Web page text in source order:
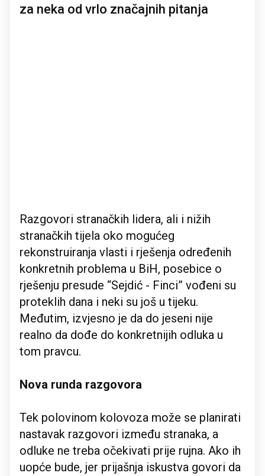
za neka od vrlo značajnih pitanja
Razgovori stranačkih lidera, ali i nižih
stranačkih tijela oko mogućeg
rekonstruiranja vlasti i rješenja određenih
konkretnih problema u BiH, posebice o
rješenju presude “Sejdić - Finci” vođeni su
proteklih dana i neki su još u tijeku.
Međutim, izvjesno je da do jeseni nije
realno da dođe do konkretnijih odluka u
tom pravcu.
Nova runda razgovora
Tek polovinom kolovoza može se planirati
nastavak razgovori između stranaka, a
odluke ne treba očekivati prije rujna. Ako ih
uopće bude, jer prijašnja iskustva govori da